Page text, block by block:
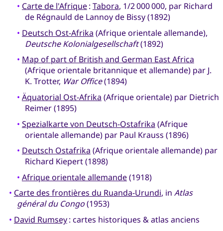
• Carte de l'Afrique: Tabora, 1/2 000 000, par Richard
de Régnauld de Lannoy de Bissy (1892)
• Deutsch Ost-Afrika (Afrique orientale allemande),
Deutsche Kolonialgesellschaft(1892)
• Map of part of British and German East Africa
(Afrique orientale britannique et allemande) par J.
K. Trotter, War Office(1894)
• Äquatorial Ost-Afrika (Afrique orientale) par Dietrich
Reimer (1895)
• Spezialkarte von Deutsch-Ostafrika (Afrique
orientale allemande) par Paul Krauss (1896)
• Deutsch Ostafrika (Afrique orientale allemande) par
Richard Kiepert (1898)
• Afrique orientale allemande(1918)
• Carte des frontières du Ruanda-Urundi, in Atlas
général du Congo(1953)
• David Rumsey: cartes historiques & atlas anciens